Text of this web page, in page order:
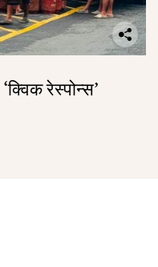
रेस्पोन्स’